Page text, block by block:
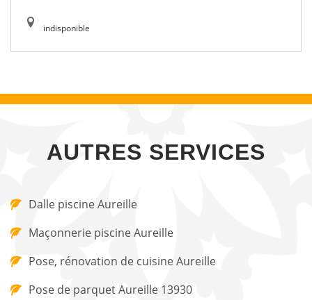
indisponible
AUTRES SERVICES
Dalle piscine Aureille
Maçonnerie piscine Aureille
Pose, rénovation de cuisine Aureille
Pose de parquet Aureille 13930